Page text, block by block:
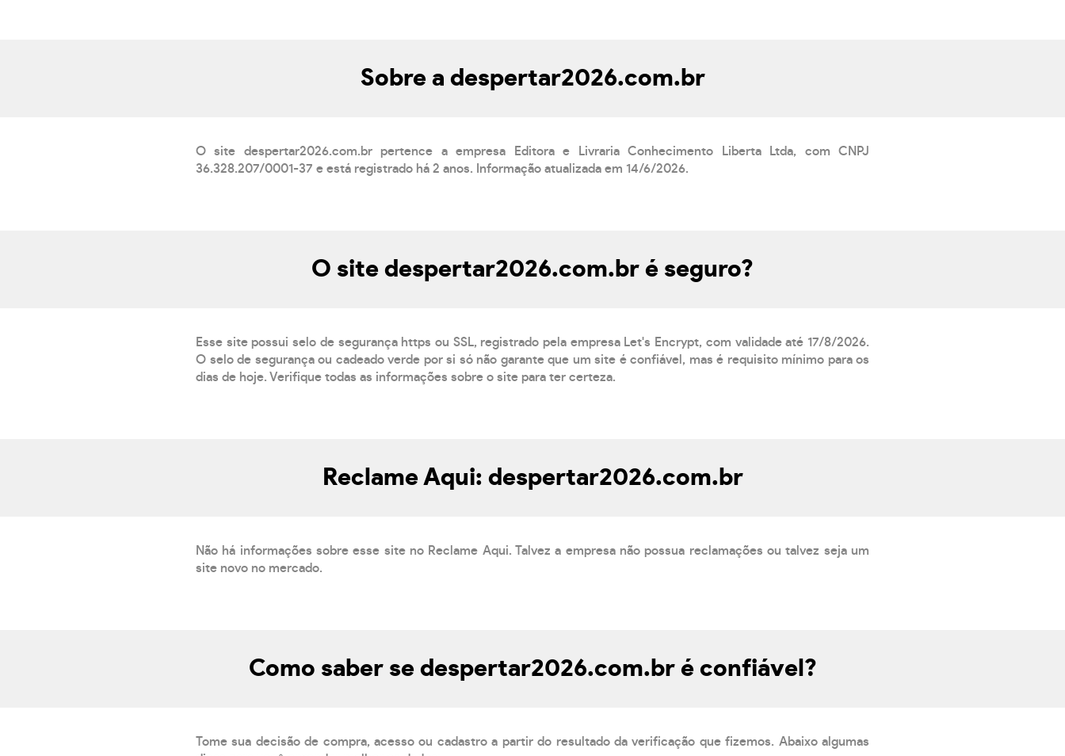
Sobre a despertar2026.com.br
O site despertar2026.com.br pertence a empresa Editora e Livraria Conhecimento Liberta Ltda, com CNPJ
36.328.207/0001-37 e está registrado há 2 anos. Informação atualizada em 14/6/2026.
O site despertar2026.com.br é seguro?
Esse site possui selo de segurança https ou SSL, registrado pela empresa Let's Encrypt, com validade até 17/8/2026.
O selo de segurança ou cadeado verde por si só não garante que um site é confiável, mas é requisito mínimo para os
dias de hoje. Verifique todas as informações sobre o site para ter certeza.
Reclame Aqui: despertar2026.com.br
Não há informações sobre esse site no Reclame Aqui. Talvez a empresa não possua reclamações ou talvez seja um
site novo no mercado.
Como saber se despertar2026.com.br é confiável?
Tome sua decisão de compra, acesso ou cadastro a partir do resultado da verificação que fizemos. Abaixo algumas